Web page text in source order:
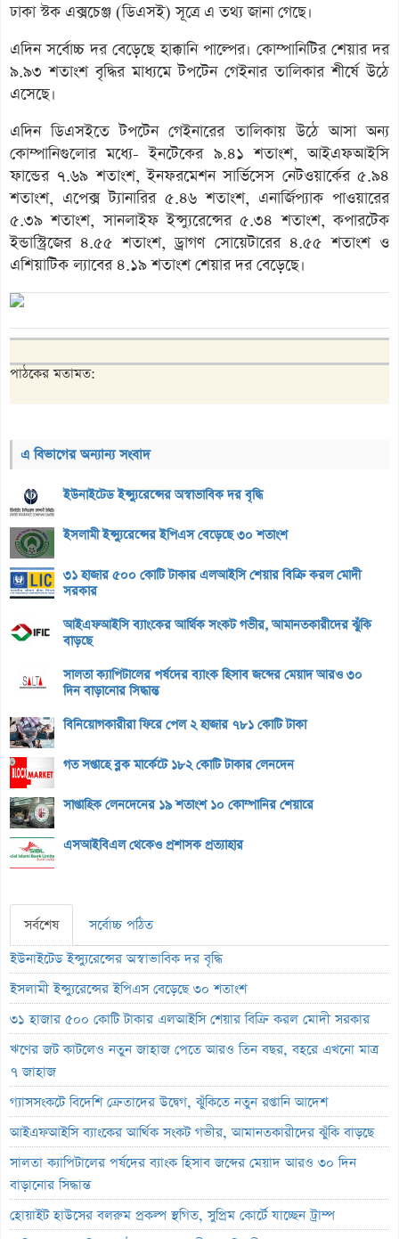
ঢাকা স্টক এক্সচেঞ্জ (ডিএসই) সূত্রে এ তথ্য জানা গেছে।
এদিন সর্বোচ্চ দর বেড়েছে হাক্কানি পাল্পের। কোম্পানিটির শেয়ার দর
৯.৯৩ শতাংশ বৃদ্ধির মাধ্যমে টপটেন গেইনার তালিকার শীর্ষে উঠে
এসেছে।
এদিন ডিএসইতে টপটেন গেইনারের তালিকায় উঠে আসা অন্য
কোম্পানিগুলোর মধ্যে- ইনটেকের ৯.৪১ শতাংশ, আইএফআইসি
ফান্ডের ৭.৬৯ শতাংশ, ইনফরমেশন সার্ভিসেস নেটওয়ার্কের ৫.৯৪
শতাংশ, এপেক্স ট্যানারির ৫.৪৬ শতাংশ, এনার্জিপ্যাক পাওয়ারের
৫.৩৯ শতাংশ, সানলাইফ ইন্স্যুরেন্সের ৫.৩৪ শতাংশ, কপারটেক
ইন্ডাস্ট্রিজের ৪.৫৫ শতাংশ, ড্রাগণ সোয়েটারের ৪.৫৫ শতাংশ ও
এশিয়াটিক ল্যাবের ৪.১৯ শতাংশ শেয়ার দর বেড়েছে।
পাঠকের মতামত:
এ বিভাগের অন্যান্য সংবাদ
ইউনাইটেড ইন্স্যুরেন্সের অস্বাভাবিক দর বৃদ্ধি
ইসলামী ইন্স্যুরেন্সের ইপিএস বেড়েছে ৩০ শতাংশ
৩১ হাজার ৫০০ কোটি টাকার এলআইসি শেয়ার বিক্রি করল মোদী
সরকার
আইএফআইসি ব্যাংকের আর্থিক সংকট গভীর, আমানতকারীদের ঝুঁকি
বাড়ছে
সালতা ক্যাপিটালের পর্ষদের ব্যাংক হিসাব জব্দের মেয়াদ আরও ৩০
দিন বাড়ানোর সিদ্ধান্ত
বিনিয়োগকারীরা ফিরে পেল ২ হাজার ৭৮১ কোটি টাকা
গত সপ্তাহে ব্লক মার্কেটে ১৮২ কোটি টাকার লেনদেন
সাপ্তাহিক লেনদেনের ১৯ শতাংশ ১০ কোম্পানির শেয়ারে
এসআইবিএল থেকেও প্রশাসক প্রত্যাহার
সর্বশেষ
সর্বোচ্চ পঠিত
ইউনাইটেড ইন্স্যুরেন্সের অস্বাভাবিক দর বৃদ্ধি
ইসলামী ইন্স্যুরেন্সের ইপিএস বেড়েছে ৩০ শতাংশ
৩১ হাজার ৫০০ কোটি টাকার এলআইসি শেয়ার বিক্রি করল মোদী সরকার
ঋণের জট কাটলেও নতুন জাহাজ পেতে আরও তিন বছর, বহরে এখনো মাত্র
৭ জাহাজ
গ্যাসসংকটে বিদেশি ক্রেতাদের উদ্বেগ, ঝুঁকিতে নতুন রপ্তানি আদেশ
আইএফআইসি ব্যাংকের আর্থিক সংকট গভীর, আমানতকারীদের ঝুঁকি বাড়ছে
সালতা ক্যাপিটালের পর্ষদের ব্যাংক হিসাব জব্দের মেয়াদ আরও ৩০ দিন
বাড়ানোর সিদ্ধান্ত
হোয়াইট হাউসের বলরুম প্রকল্প স্থগিত, সুপ্রিম কোর্টে যাচ্ছেন ট্রাম্প